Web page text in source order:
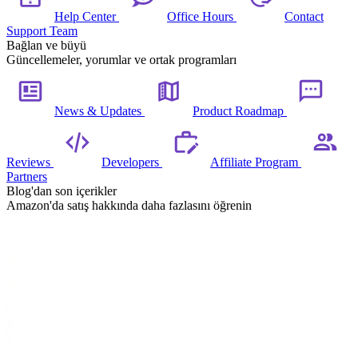
Help Center Office Hours
Contact
Support Team
Bağlan ve büyü
Güncellemeler, yorumlar ve ortak programları
News & Updates Product Roadmap
Reviews Developers
Affiliate Program
Partners
Blog'dan son içerikler
Amazon'da satış hakkında daha fazlasını öğrenin